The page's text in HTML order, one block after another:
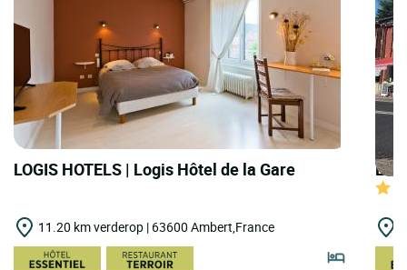
LOGIS HOTELS | Logis Hôtel de la Gare
11.20 km verderop | 63600 Ambert,France